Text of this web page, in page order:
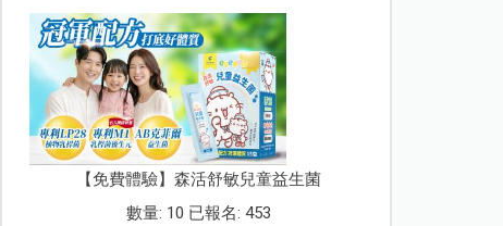
【免費體驗】森活舒敏兒童益生菌
數量: 10 已報名: 453